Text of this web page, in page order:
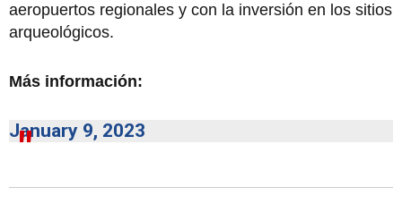
aeropuertos regionales y con la inversión en los sitios
arqueológicos.
Más información:
January 9, 2023